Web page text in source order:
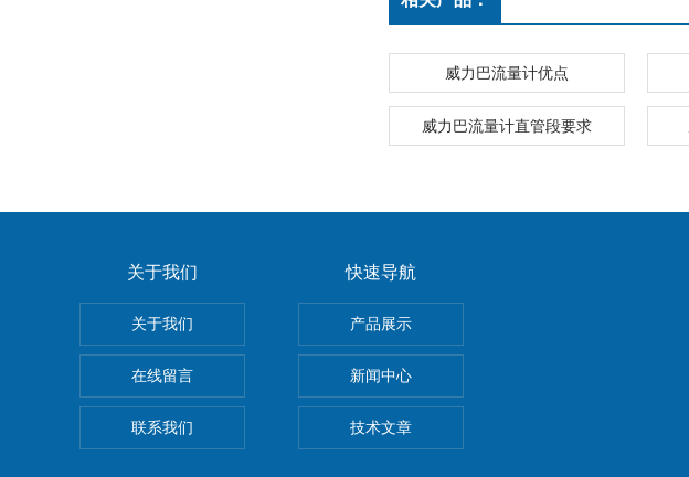
威力巴流量计优点
威力巴流量计直管段要求
关于我们
关于我们
在线留言
联系我们
快速导航
产品展示
新闻中心
技术文章